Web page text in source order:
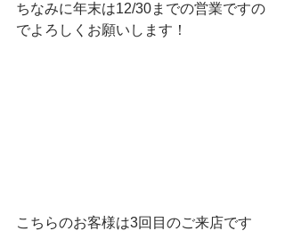
ちなみに年末は12/30までの営業ですの
でよろしくお願いします！
こちらのお客様は3回目のご来店です